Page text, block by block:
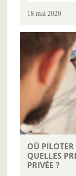
18 mai 2020
OÙ
QUELLES
PRIVÉE ?